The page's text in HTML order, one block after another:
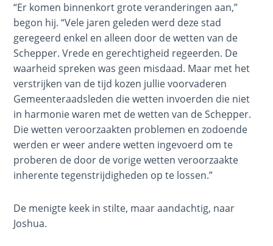
verkennen
is,
en
heeft
een
ontmoeting
met
de
Schepper.
De
openbaring
die
ontvangt,
stuurt
Righteous
Judgment
The
Laws of
Second
Coming
Free Will
Versus
Ownership
Genesis
Book of
“Er komen binnenkort grote veranderingen aan,”
begon hij. “Vele jaren geleden werd deze stad
geregeerd enkel en alleen door de wetten van de
Schepper. Vrede en gerechtigheid regeerden. De
waarheid spreken was geen misdaad. Maar met het
verstrijken van de tijd kozen jullie voorvaderen
Gemeenteraadsleden die wetten invoerden die niet
in harmonie waren met de wetten van de Schepper.
Die wetten veroorzaakten problemen en zodoende
werden er weer andere wetten ingevoerd om te
proberen de door de vorige wetten veroorzaakte
inherente tegenstrijdigheden op te lossen.”
De menigte keek in stilte, maar aandachtig, naar
Joshua.